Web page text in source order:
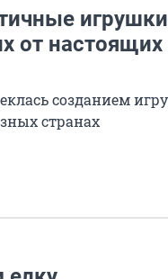
от настоящих
созданием
странах